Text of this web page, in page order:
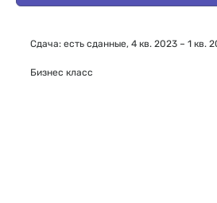
Сдача: есть сданные, 4 кв. 2023 – 1 кв.
Бизнес класс